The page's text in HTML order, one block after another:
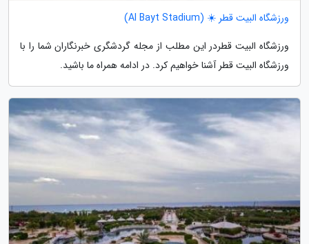
ورزشگاه البیت قطر ☀️ (Al Bayt Stadium)
ورزشگاه البیت قطردر این مطلب از مجله گردشگری خبرنگاران شما را با
ورزشگاه البیت قطر آشنا خواهیم کرد. در ادامه همراه ما باشید.